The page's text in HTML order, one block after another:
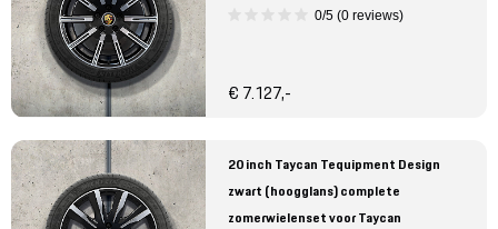
0/5 (0 reviews)
€ 7.127,-
20 inch Taycan Tequipment Design
zwart (hoogglans) complete
zomerwielenset voor Taycan